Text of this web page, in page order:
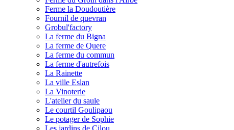
Ferme la Doudoutière
Fournil de quevran
Grobul'factory
La ferme du Bigna
La ferme de Quere
La ferme du commun
La ferme d'autrefois
La Rainette
La ville Eslan
La Vinoterie
L'atelier du saule
Le courtil Goulipaou
Le potager de Sophie
Les jardins de Cilou